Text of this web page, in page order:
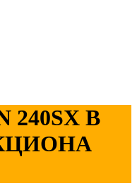
240SX В